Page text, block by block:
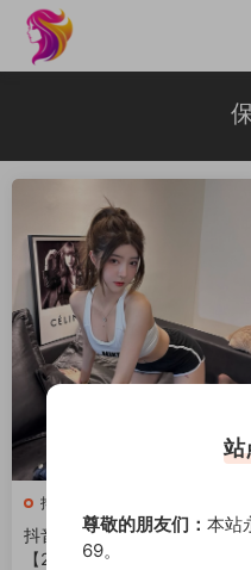
抖音反差合集
抖音保琳球有点胖微密圈合集
【284P 24V 243M】
站
尊敬的朋友们： 本站
69。